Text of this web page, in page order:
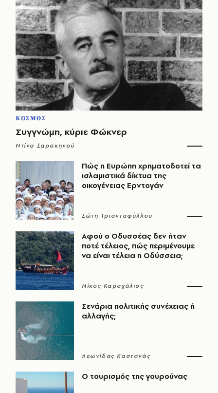
ΚΟΣΜΟΣ
Συγγνώμη, κύριε Φώκνερ
Ντίνα Σαρακηνού
Πώς η Ευρώπη χρηματοδοτεί τα
ισλαμιστικά δίκτυα της
οικογένειας Ερντογάν
Σώτη Τριανταφύλλου
Αφού ο Οδυσσέας δεν ήταν
ποτέ τέλειος, πώς περιμένουμε
να είναι τέλεια η Οδύσσεια;
Νίκος Καραχάλιος
Σενάρια πολιτικής συνέχειας ή
αλλαγής;
Λεωνίδας Καστανάς
Ο τουρισμός της γουρούνας